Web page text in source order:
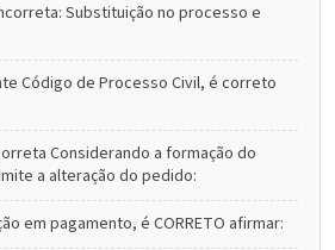
Substituição no processo e
Código de Processo Civil, é correto
Considerando a formação do
a alteração do pedido:
em pagamento, é CORRETO afirmar: